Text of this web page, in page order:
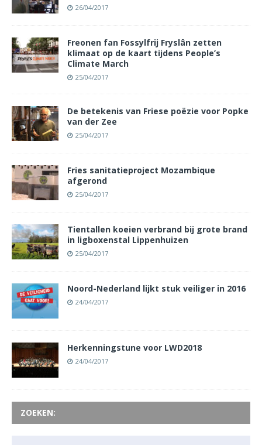
26/04/2017
Freonen fan Fossylfrij Fryslân zetten
klimaat op de kaart tijdens People’s
Climate March
25/04/2017
De betekenis van Friese poëzie voor Popke
van der Zee
25/04/2017
Fries sanitatieproject Mozambique
afgerond
25/04/2017
Tientallen koeien verbrand bij grote brand
in ligboxenstal Lippenhuizen
25/04/2017
Noord-Nederland lijkt stuk veiliger in 2016
24/04/2017
Herkenningstune voor LWD2018
24/04/2017
ZOEKEN: